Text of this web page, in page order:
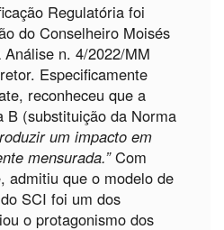
Regulatória foi
do Conselheiro Moisés
n. 4/2022/MM
Especificamente
reconheceu que a
B (substituição da Norma
um impacto em
mensurada.”Com
admitiu que o modelo de
SCI foi um dos
o protagonismo dos